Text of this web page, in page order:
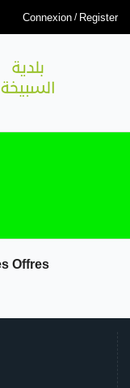
Connexion Register
Offres